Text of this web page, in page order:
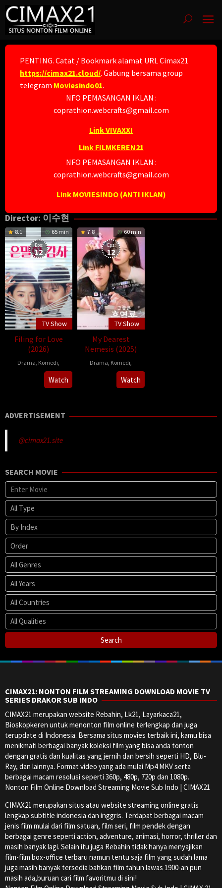
Skip
to
content
PENTING. Catat / Bookmark alamat URL Cimax21
https://cimax21.cloud/. Gabung bersama group
telegram Moviesindo01.
NFO PEMASANGAN IKLAN :
coprathion.webcrafts@gmail.com
Link VIVAXXI
Link FILMKEREN21
NFO PEMASANGAN IKLAN :
coprathion.webcrafts@gmail.com
Link MOVIESINDO (ANTI IKLAN)
Director: 이수현
8.1 65 min
Eps:
12
TV Show
Filing for Love
(2026)
Drama Komedi
2026-
04-
수
Watch
7.8 60 min
Eps:
12
TV Show
My Dearest
Nemesis (2025)
Drama Komedi
2025-
02-
수
Watch
ADVERTISEMENT
@cimax21.site
SEARCH MOVIE
CIMAX21: NONTON FILM STREAMING DOWNLOAD MOVIE TV
SERIES DRAKOR SUB INDO
CIMAX21 merupakan website Rebahin, Lk21, Layarkaca21,
Bioskopkeren untuk menonton film online terlengkap dan juga
terupdate di Indonesia. Bersama situs movies terbaik ini, kamu bisa
menikmati berbagai banyak koleksi film yang bisa anda tonton
dengan gratis dan kualitas yang jernih dan bersih seperti HD, Blu-
Ray, dan lainnya. Format video yang ada mulai Mp4 MKV serta
berbagai macam resolusi seperti 360p, 480p, 720p dan 1080p.
Nonton Film Online Download Streaming Movie Sub Indo | CIMAX21
CIMAX21 merupakan situs atau website streaming online gratis
lengkap subtitle indonesia dan inggris. Terdapat berbagai macam
jenis film mulai dari film satuan, film seri, film pendek dengan
berbagai genre seperti action, adventure, animasi, horror, thriller dan
masih banyak lagi. Selain itu juga Rebahin tidak hanya menyajikan
film-film box-office terbaru namun tentu saja film yang sudah lama
juga masih banyak tersedia bahkan film tahun lawas 1900-an pun
masih ada,buruan cari film favoritmu di sini!